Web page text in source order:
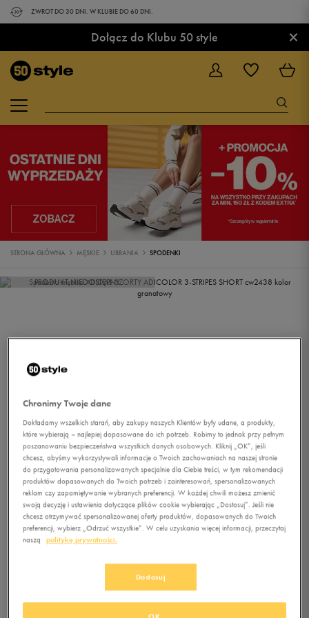
ZWROT DO 30 DNI. W KLUBIE DO 60 DNI.
Dołącz do Klubu 50 style ×
STRONA GŁÓWNA MĘSKIE UBRANIA SPODENKI
PRODUKT NIEDOSTĘPNY
Chronimy Twoje dane
Dokładamy wszelkich starań, aby zakupy naszych Klientów były udane, a produkty,
które wybierają – najlepiej dopasowane do ich potrzeb. Robimy to jednak przy pełnym
poszanowaniu bezpieczeństwa wszystkich danych osobowych. Kliknij „OK”, jeśli
chcesz, abyśmy wykorzystywali informacje o Twoich zachowaniach na naszej stronie
do przygotowania personalizowanych specjalnie dla Ciebie treści, w tym rekomendacji
produktów dopasowanych do Twoich potrzeb i zainteresowań, spersonalizowanych
reklam czy zapamiętywanie wybranych preferencji. W każdej chwili możesz zmienić
swoją decyzję i ustawienia dotyczące plików cookie wybierając „Dostosuj”. Jeśli nie
chcesz otrzymywać spersonalizowanej oferty produktów, dopasowanych do Twoich
preferencji, wybierz „Odrzuć wszystkie”. W celu uzyskania więcej informacji, przeczytaj
naszą
politykę prywatności.
Dostosuj
OK